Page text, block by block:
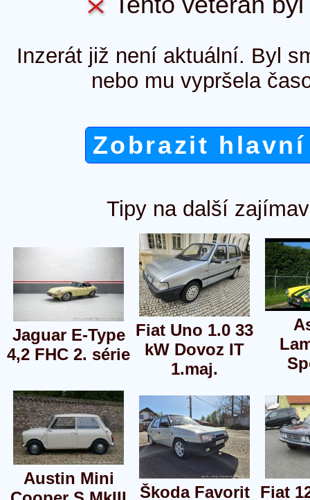
Inzerát již není aktuální. Byl
nebo mu vypršela
Zobrazit
Tipy na další
Jaguar E-Type
4,2 FHC 2. série
Fiat Uno 1.0 33
kW Dovoz IT
1.maj.
Austin Mini
Škoda Favorit
Fiat